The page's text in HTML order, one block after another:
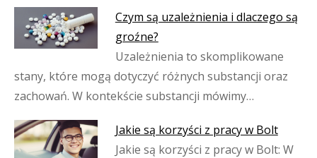
Czym są uzależnienia i dlaczego są
groźne?
Uzależnienia to skomplikowane
stany, które mogą dotyczyć różnych substancji oraz
zachowań. W kontekście substancji mówimy…
Jakie są korzyści z pracy w Bolt
Jakie są korzyści z pracy w Bolt: W